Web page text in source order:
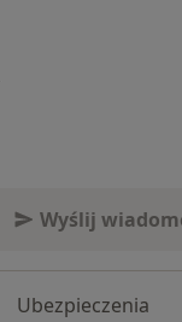
Wyślij
Ubezpieczenia